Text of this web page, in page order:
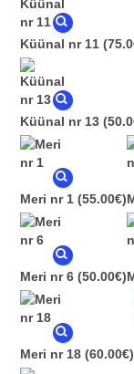
Küünal nr 11
Küünal nr 13
Meri nr 1 (55.00€)
Meri nr 6 (50.00€)
Meri nr 18 (60.00€)